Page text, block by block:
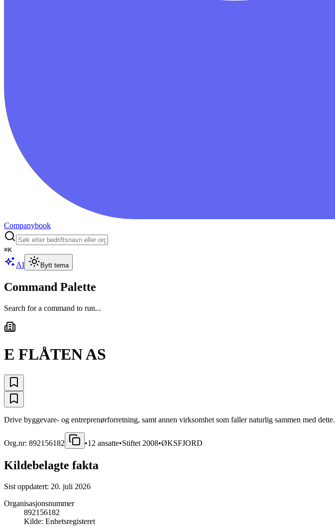
Companybook
⌘K
AI Bytt tema
Command Palette
Search for a command to run...
E FLÅTEN AS
Drive byggevare- og entreprenørforretning, samt annen virksomhet som faller naturlig sammen med dette.
Org.nr: 892156182 •12 ansatte•Stiftet 2008•ØKSFJORD
Kildebelagte fakta
Sist oppdatert: 20. juli 2026
Organisasjonsnummer
892156182
Kilde: Enhetsregisteret